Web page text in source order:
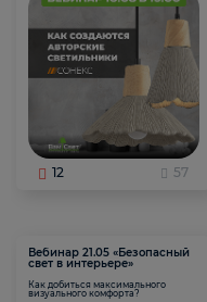
12 57
Вебинар 21.05 «Безопасный
свет в интерьере»
Как добиться максимального
визуального комфорта?